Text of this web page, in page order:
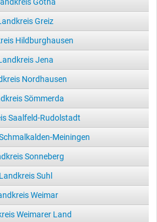
Greiz
Hildburghausen
Jena
Nordhausen
Sömmerda
Saalfeld-Rudolstadt
Meiningen
Sonneberg
Landkreis Suhl
Weimar
Weimarer Land